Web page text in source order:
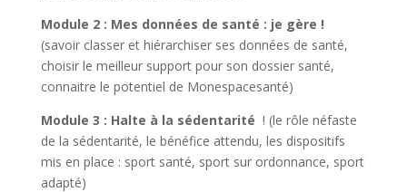
Module 2 : Mes données de santé : je gère !
(savoir classer et hiérarchiser ses données de santé,
choisir le meilleur support pour son dossier santé,
connaitre le potentiel de Monespacesanté)
Module 3 : Halte à la sédentarité ! (le rôle néfaste
de la sédentarité, le bénéfice attendu, les dispositifs
mis en place : sport santé, sport sur ordonnance, sport
adapté)